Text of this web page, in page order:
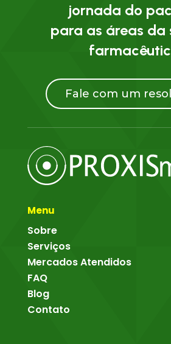
jornada do
para as áreas da
Fale com um
Menu
Sobre
Serviços
Mercados Atendidos
FAQ
Blog
Contato